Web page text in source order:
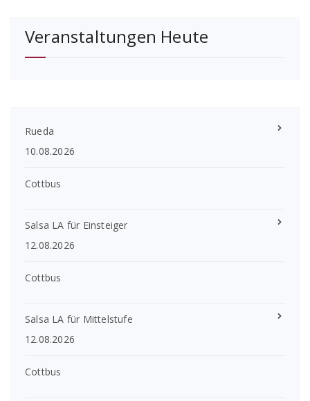
Veranstaltungen Heute
Rueda
10.08.2026
Cottbus
Salsa LA für Einsteiger
12.08.2026
Cottbus
Salsa LA für Mittelstufe
12.08.2026
Cottbus